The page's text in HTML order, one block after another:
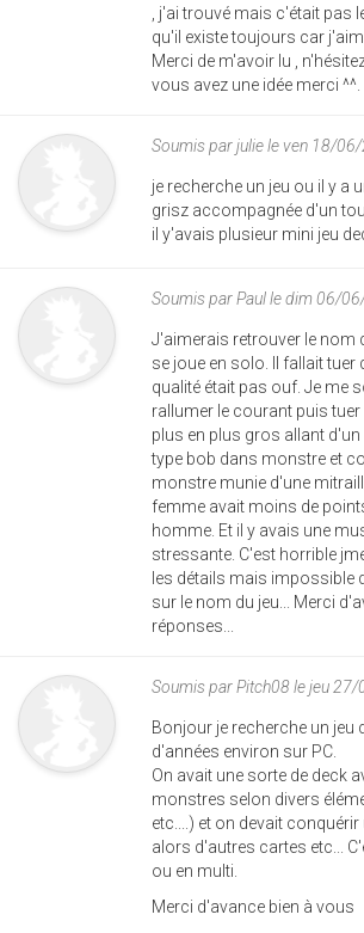
, j'ai trouvé mais c'était pas
qu'il existe toujours car
Merci de m'avoir lu ,
vous avez une idée merci ^^.
Soumis parjuliele ven 18/
je recherche un jeu ou il y a
grisz accompagnée d'un
il y'avais plusieur mini jeu
Soumis parPaulle dim 06/
J'aimerais retrouver le nom
se joue en solo. Il fallait tuer
qualité était pas ouf. Je me
rallumer le courant puis
plus en plus gros allant
type bob dans monstre et
monstre munie d'une
femme avait moins de
homme. Et il y avais une
stressante. C'est horrible
les détails mais impossible
sur le nom du jeu... Merci
réponses...
Soumis parPitch08 le jeu
Bonjour je recherche un jeu
d'années environ sur PC.
On avait une sorte de deck
monstres selon divers
etc....) et on devait
alors d'autres cartes etc...
ou en multi.
Merci d'avance bien à vous